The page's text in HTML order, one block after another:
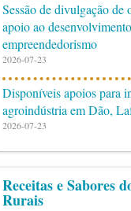
Sessão de divulgação de
apoio ao
empreendedorismo
2026-07-23
Disponíveis apoios para
agroindústria em Dão,
2026-07-23
Receitas e Sabores
Rurais